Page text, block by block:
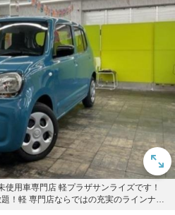
用車専門店 軽プラザサンライズです！
！軽 専門店ならではの充実のラインナッ